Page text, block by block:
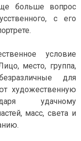
больше вопрос
с его
условие
место, группа,
для
художественную
удачному
масс, света и